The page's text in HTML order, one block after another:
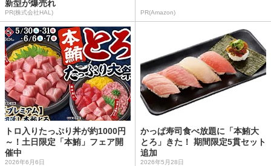
新型が爆売れ
PR(株式会社HAL) PR(Amazon)
トロ入りたっぷり丼が約1000円
～！土日限定「本鮪」フェア開
催中
2026年6月6日
かっぱ寿司食べ放題に「本鮪大
とろ」きた！ 期間限定5貫セット
追加
2026年5月28日